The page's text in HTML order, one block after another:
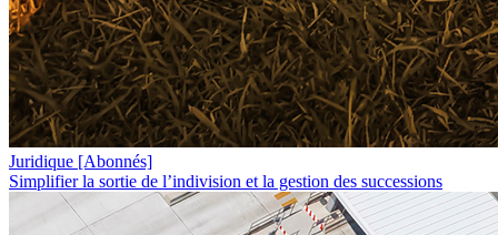
Juridique [Abonnés]
Simplifier la sortie de l’indivision et la gestion des successions